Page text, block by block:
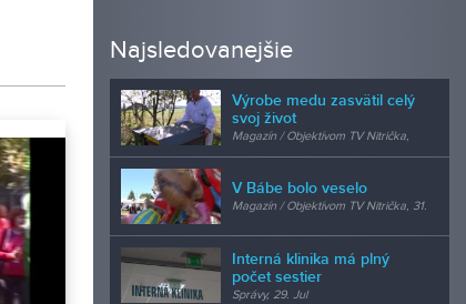
Najsledovanejšie
Výrobe medu zasvätil celý
svoj život
Magazín / Objektívom TV Nitrička,
V Bábe bolo veselo
Magazín / Objektívom TV Nitrička, 31.
Interná klinika má plný
počet sestier
Správy, 29. Jul